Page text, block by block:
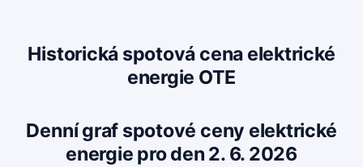
Historická spotová cena elektrické
energie OTE
Denní graf spotové ceny elektrické
energie pro den 2. 6. 2026